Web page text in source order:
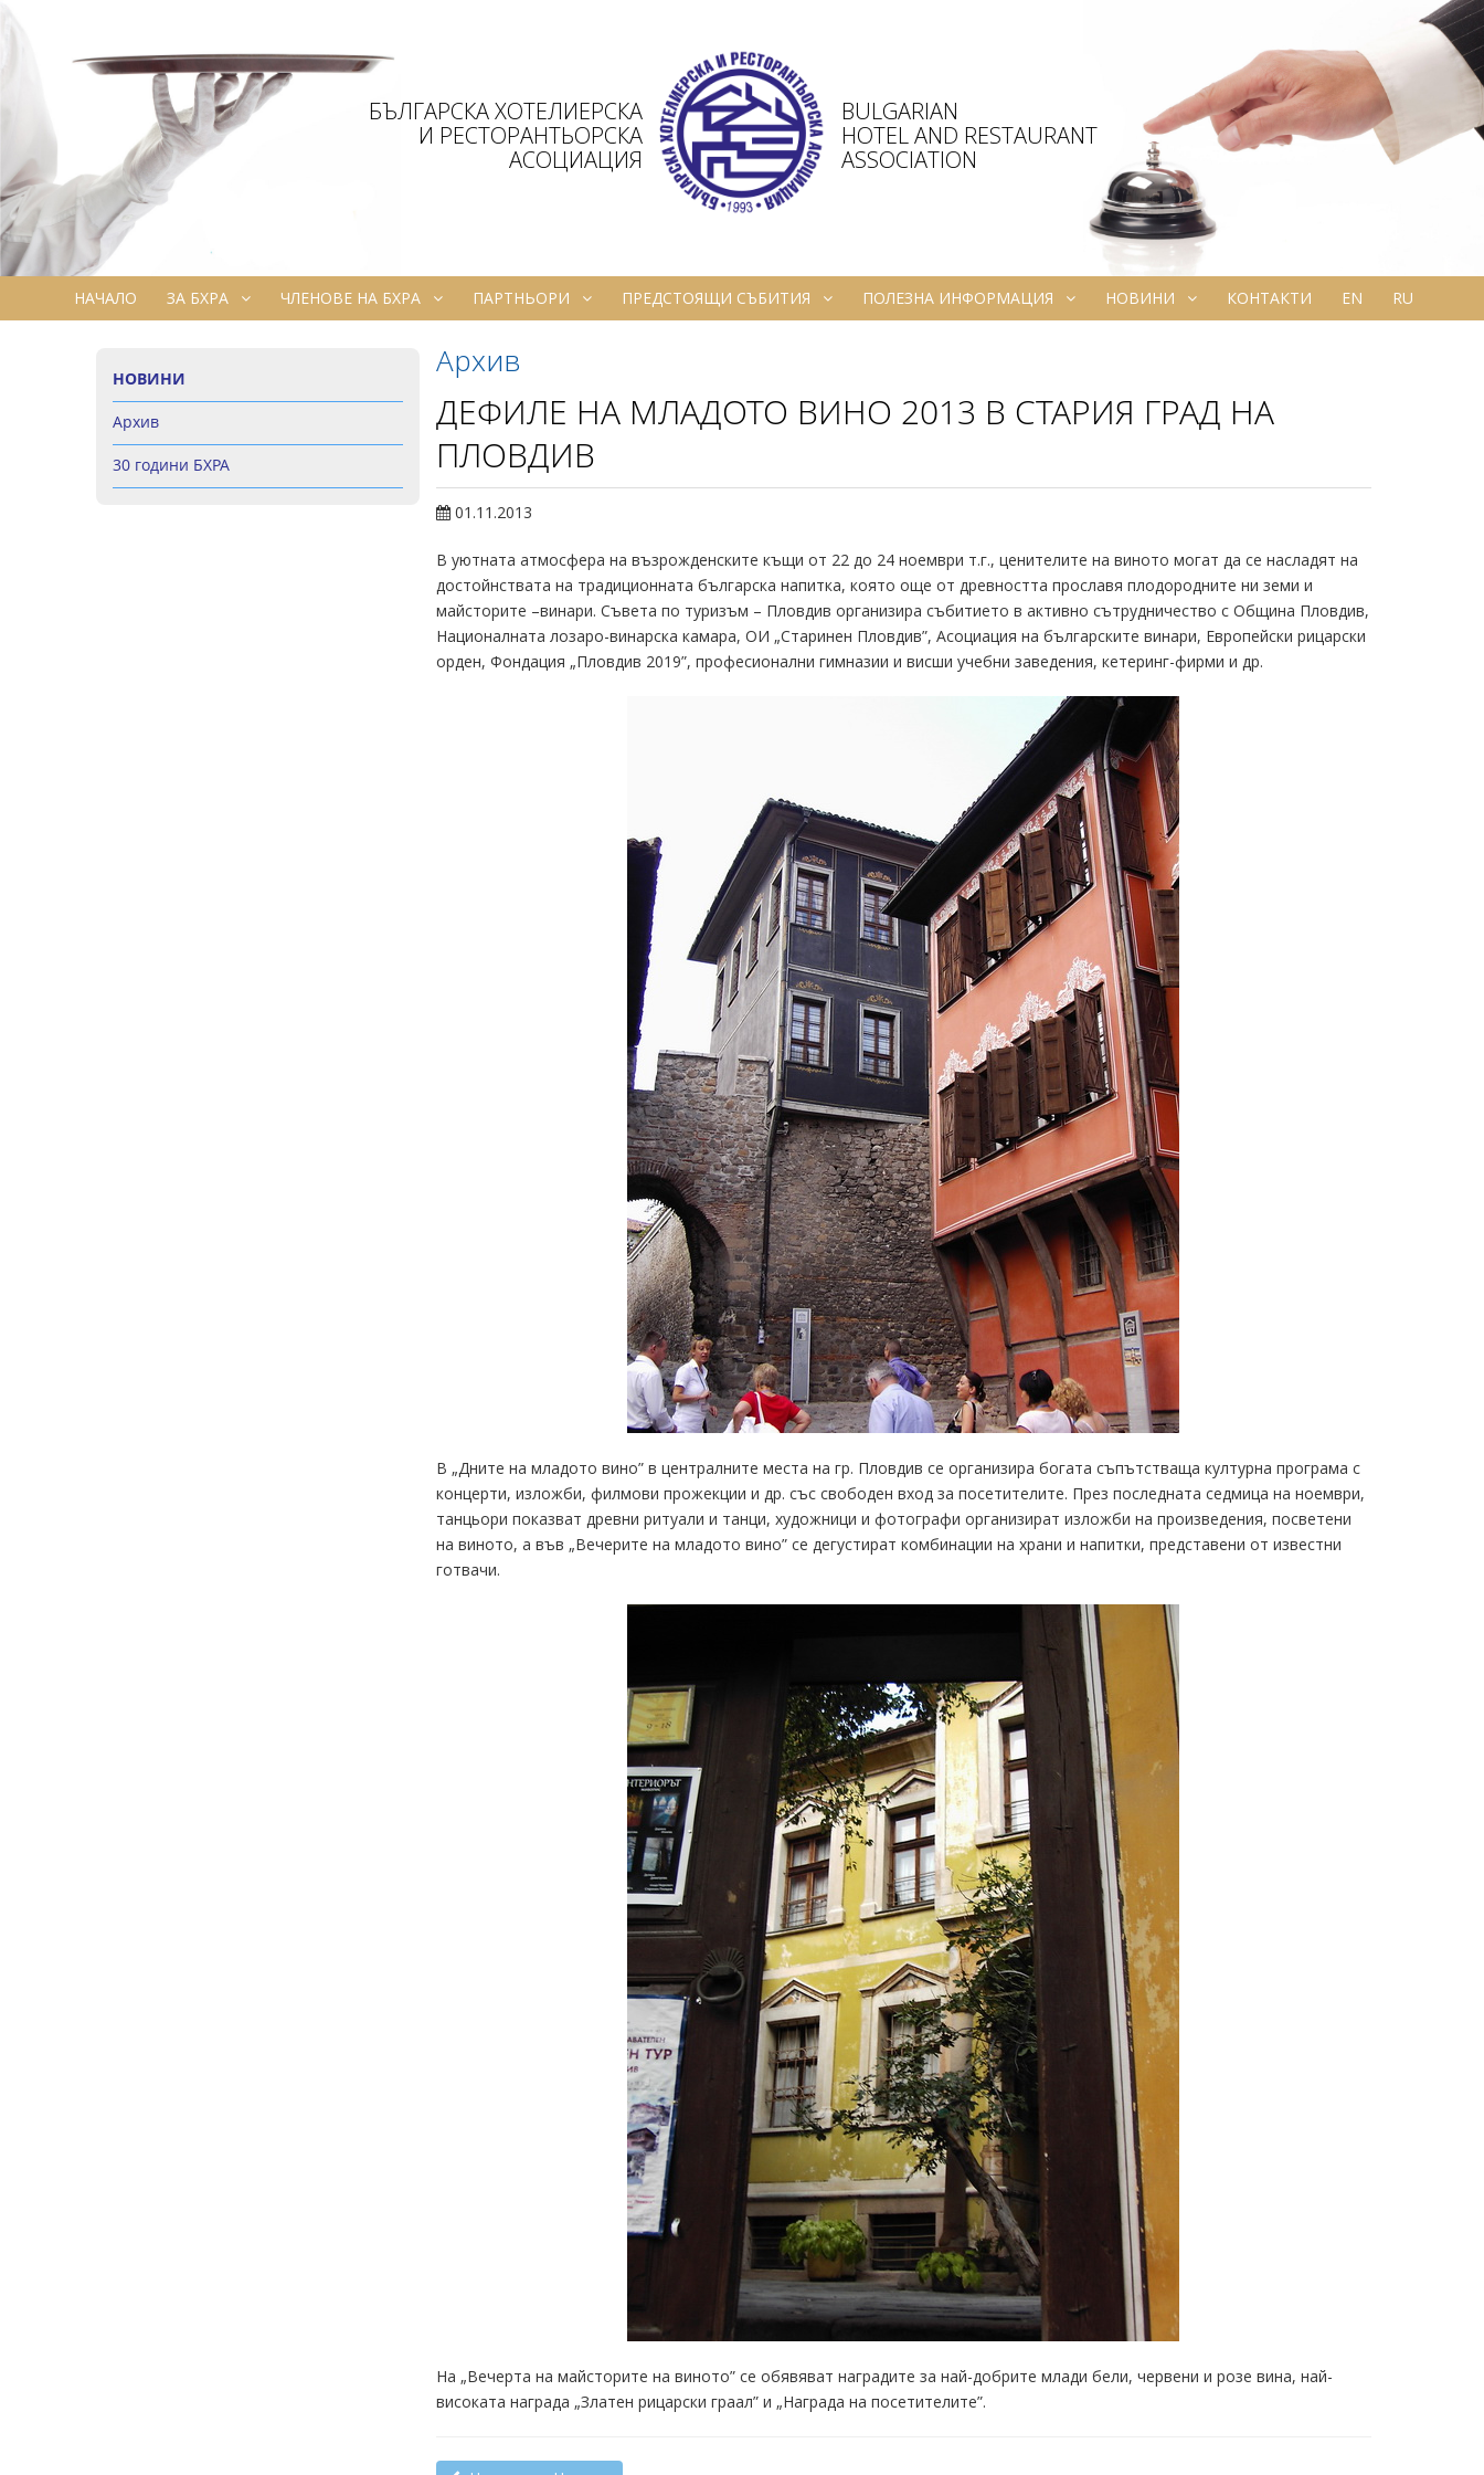
БЪЛГАРСКА ХОТЕЛИЕРСКА
И РЕСТОРАНТЬОРСКА
АСОЦИАЦИЯ
BULGARIAN
HOTEL AND RESTAURANT
ASSOCIATION
НАЧАЛО ЗА БХРА ЧЛЕНОВЕ НА БХРА ПАРТНЬОРИ ПРЕДСТОЯЩИ СЪБИТИЯ ПОЛЕЗНА ИНФОРМАЦИЯ НОВИНИ КОНТАКТИ EN RU
НОВИНИ
Архив
30 години БХРА
Архив
ДЕФИЛЕ НА МЛАДОТО ВИНО 2013 В СТАРИЯ ГРАД НА
ПЛОВДИВ
01.11.2013
В уютната атмосфера на възрожденските къщи от 22 до 24 ноември т.г., ценителите на виното могат да се насладят на
достойнствата на традиционната българска напитка, която още от древността прославя плодородните ни земи и
майсторите –винари. Съвета по туризъм – Пловдив организира събитието в активно сътрудничество с Община Пловдив,
Националната лозаро-винарска камара, ОИ „Старинен Пловдив”, Асоциация на българските винари, Европейски рицарски
орден, Фондация „Пловдив 2019”, професионални гимназии и висши учебни заведения, кетеринг-фирми и др.
В „Дните на младото вино” в централните места на гр. Пловдив се организира богата съпътстваща културна програма с
концерти, изложби, филмови прожекции и др. със свободен вход за посетителите. През последната седмица на ноември,
танцьори показват древни ритуали и танци, художници и фотографи организират изложби на произведения, посветени
на виното, а във „Вечерите на младото вино” се дегустират комбинации на храни и напитки, представени от известни
готвачи.
На „Вечерта на майсторите на виното” се обявяват наградите за най-добрите млади бели, червени и розе вина, най-
високата награда „Златен рицарски граал” и „Награда на посетителите”.